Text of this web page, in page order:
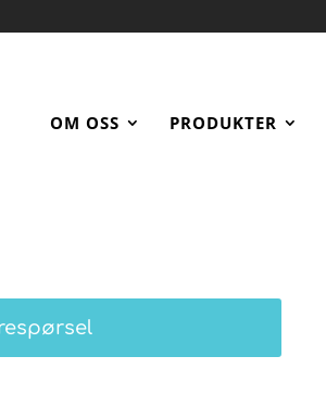
OM OSS PRODUKTER